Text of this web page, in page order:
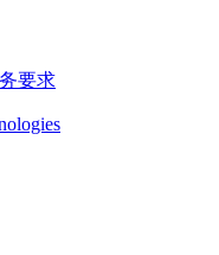
要求